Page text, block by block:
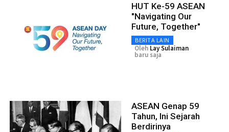
HUT Ke-59 ASEAN
"Navigating Our
Future, Together"
BERITA LAIN
Oleh Lay Sulaiman
baru saja
ASEAN Genap 59
Tahun, Ini Sejarah
Berdirinya